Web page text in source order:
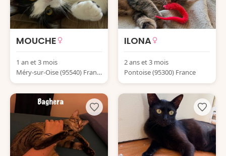
MOUCHE
1 an et 3 mois
Méry-sur-Oise (95540) Franc
e
ILONA
2 ans et 3 mois
Pontoise (95300) France